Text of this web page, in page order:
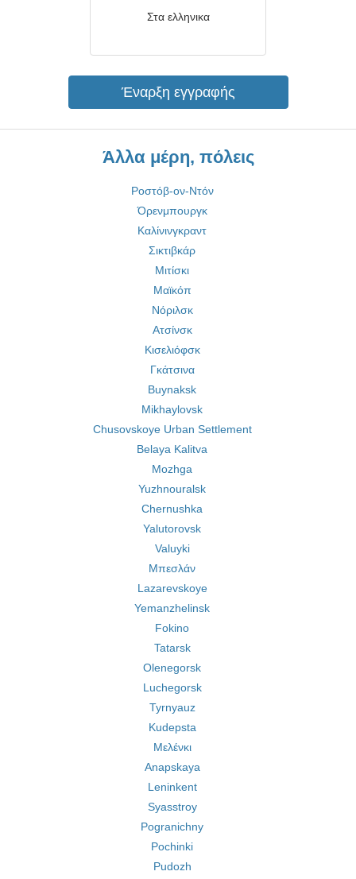
Στα ελληνικα
Έναρξη εγγραφής
Άλλα μέρη, πόλεις
Ροστόβ-ον-Ντόν
Όρενμπουργκ
Καλίνινγκραντ
Σικτιβκάρ
Μιτίσκι
Μαϊκόπ
Νόριλσκ
Ατσίνσκ
Κισελιόφσκ
Γκάτσινα
Buynaksk
Mikhaylovsk
Chusovskoye Urban Settlement
Belaya Kalitva
Mozhga
Yuzhnouralsk
Chernushka
Yalutorovsk
Valuyki
Μπεσλάν
Lazarevskoye
Yemanzhelinsk
Fokino
Tatarsk
Olenegorsk
Luchegorsk
Tyrnyauz
Kudepsta
Μελένκι
Anapskaya
Leninkent
Syasstroy
Pogranichny
Pochinki
Pudozh